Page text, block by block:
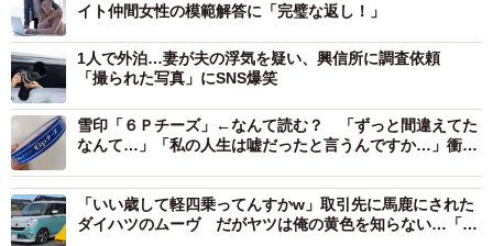
産んでほしいという思いがあったようでした。子どもが生
まれる前に愛助の死を告げるのは、あまりにも残酷だと。
愛助の死を伝えるのは産んだ後にしたい、ということを強
くおっしゃっていました。子どもの誕生とほぼ同時に愛助
が亡くなるというタイミングについても、スタッフ間でず
いぶんと話し合いました。足立さんのなかでやはり『生ま
れて死んで』というのが『ブギウギ』らしいし、しっくり
くるのではないかという強い思いがあり、この流れに決ま
イト仲間女性の模範解答に「完璧な返し！」
1人で外泊…妻が夫の浮気を疑い、興信所に調査依頼
「撮られた写真」にSNS爆笑
雪印「６Ｐチーズ」←なんて読む？ 「ずっと間違えてた
なんて…」「私の人生は嘘だったと言うんですか…」衝撃
「いい歳して軽四乗ってんすかw」取引先に馬鹿にされた
ダイハツのムーヴ だがヤツは俺の黄色を知らない…「ギ